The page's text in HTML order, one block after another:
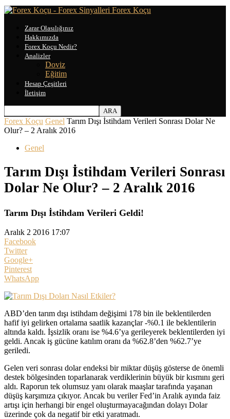
Forex Koçu
Zarar Olasılığınız
Hakkımızda
Forex Koçu Nedir?
Analizler
Doviz
Eğitim
Hesap Çeşitleri
İletişim
Forex Koçu Genel Tarım Dışı İstihdam Verileri Sonrası Dolar Ne
Olur? – 2 Aralık 2016
Genel
Tarım Dışı İstihdam Verileri Sonrası
Dolar Ne Olur? – 2 Aralık 2016
Tarım Dışı İstihdam Verileri Geldi!
Aralık 2 2016 17:07
Facebook
Twitter
Google+
Pinterest
WhatsApp
ABD’den tarım dışı istihdam değişimi 178 bin ile beklentilerden
hafif iyi gelirken ortalama saatlik kazançlar -%0.1 ile beklentilerin
altında kaldı. İşsizlik oranı ise %4.6’ya gerileyerek beklentilerden iyi
geldi. Ancak iş gücüne katılım oranı da %62.8’den %62.7’ye
geriledi.
Gelen veri sonrası dolar endeksi bir miktar düşüş gösterse de önemli
destek bölgesinden toparlanarak verdiklerinin büyük bir kısmını geri
aldı. Raporun tek olumsuz yanı olarak maaşlar tarafında yaşanan
düşüş karşımıza çıkıyor. Ancak bu veriler Fed’in Aralık ayında faiz
artışı için herhangi bir engel oluşturmayacağından dolayı Dolar
üzerinde çok da negatif bir etki yaratmadı.